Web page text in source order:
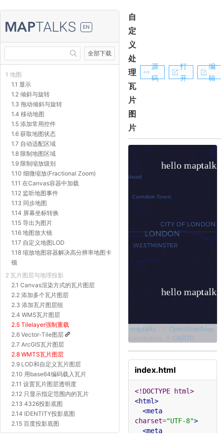
EN
全部下载
1 地图
1.1 显示
1.2 倾斜与旋转
1.3 拖动倾斜与旋转
1.4 移动地图
1.5 添加常用控件
1.6 获取地图状态
1.7 自动适配区域
1.8 限制地图区域
1.9 限制缩放级别
1.10 细微缩放(Fractional Zoom)
1.11 在Canvas容器中加载
1.12 监听地图事件
1.13 同步地图
1.14 屏幕坐标转换
1.15 导出为图片
1.16 地图放大镜
1.17 自定义地图LOD
1.18 缩放地图容器解决高分辨率地图卡
顿
2 瓦片图层与地理投影
2.1 Canvas渲染方式的瓦片图层
2.2 添加多个瓦片图层
2.3 添加瓦片图层组
2.4 WMS瓦片图层
2.5 Tilelayer强制重载
2.6 Vector-Tile图层
2.7 ArcGIS瓦片图层
2.8 WMTS瓦片图层
2.9 LOD和自定义瓦片图层
2.10 用base64编码载入瓦片
2.11 设置瓦片图层透明度
2.12 只显示指定范围内的瓦片
2.13 4326投影底图
2.14 IDENTITY投影底图
2.15 百度投影底图
2.16 Proj4js自定义投影底图
自
定
义
处
理
瓦
片
图
片
源
码
打
开
编
辑
index.html
<!DOCTYPE html>
<html>
<meta
charset="UTF-8">
<meta